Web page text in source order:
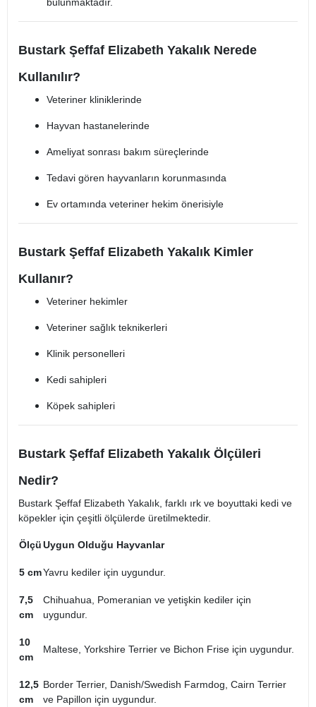
bulunmaktadır.
Bustark Şeffaf Elizabeth Yakalık Nerede
Kullanılır?
Veteriner kliniklerinde
Hayvan hastanelerinde
Ameliyat sonrası bakım süreçlerinde
Tedavi gören hayvanların korunmasında
Ev ortamında veteriner hekim önerisiyle
Bustark Şeffaf Elizabeth Yakalık Kimler
Kullanır?
Veteriner hekimler
Veteriner sağlık teknikerleri
Klinik personelleri
Kedi sahipleri
Köpek sahipleri
Bustark Şeffaf Elizabeth Yakalık Ölçüleri
Nedir?
Bustark Şeffaf Elizabeth Yakalık, farklı ırk ve boyuttaki kedi ve
köpekler için çeşitli ölçülerde üretilmektedir.
ÖlçüUygun Olduğu Hayvanlar
5 cmYavru kediler için uygundur.
7,5
cm
Chihuahua, Pomeranian ve yetişkin kediler için
uygundur.
10
cm
Maltese, Yorkshire Terrier ve Bichon Frise için uygundur.
12,5
cm
Border Terrier, Danish/Swedish Farmdog, Cairn Terrier
ve Papillon için uygundur.